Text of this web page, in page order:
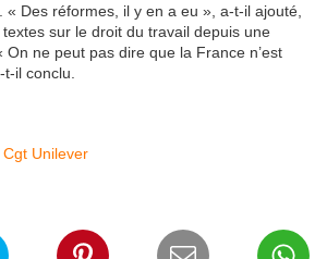
« Des réformes, il y en a eu », a-t-il ajouté,
sur le droit du travail depuis une
On ne peut pas dire que la France n’est
il conclu.
Unilever